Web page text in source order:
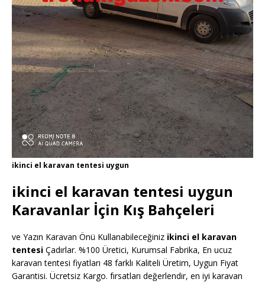
ikinci el karavan tentesi uygun
ikinci el karavan tentesi uygun
Karavanlar İçin Kış Bahçeleri
ve Yazın Karavan Önü Kullanabileceğiniz ikinci el karavan
tentesi Çadırlar. %100 Üretici, Kurumsal Fabrika, En ucuz
karavan tentesi fiyatları 48 farklı Kaliteli Üretim, Uygun Fiyat
Garantisi. Ücretsiz Kargo. fırsatları değerlendir, en iyi karavan